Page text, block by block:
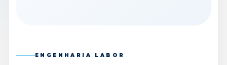
ENGENHARIA LABOR